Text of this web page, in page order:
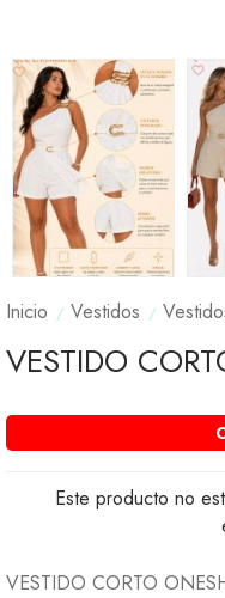
Inicio Vestidos
VESTIDO
Este producto no
VESTIDO CORTO